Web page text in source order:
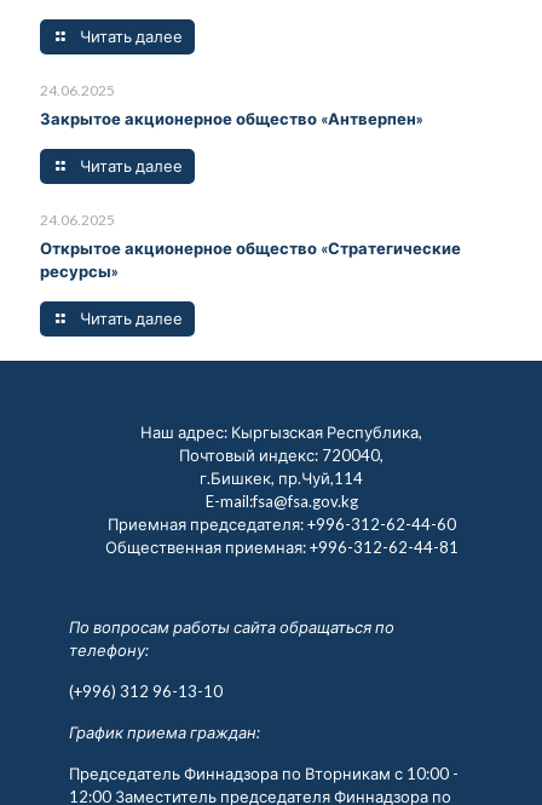
Читать далее
24.06.2025
Закрытое акционерное общество «Антверпен»
Читать далее
24.06.2025
Открытое акционерное общество «Стратегические
ресурсы»
Читать далее
Наш адрес: Кыргызская Республика,
Почтовый индекс: 720040,
г.Бишкек, пр.Чуй,114
E-mail:fsa@fsa.gov.kg
Приемная председателя:+996-312-62-44-60
Общественная приемная:+996-312-62-44-81
По вопросам работы сайта обращаться по
телефону:
(+996) 312 96-13-10
График приема граждан:
Председатель Финнадзора по Вторникам с 10:00 -
12:00 Заместитель председателя Финнадзора по